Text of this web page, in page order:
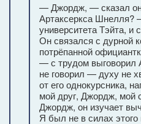
— Джордж, — сказал
Артаксеркса Шнелля?
университета Тэйта,
Он связался с дурной
потрёпанной
— с трудом выговорил
не говорил — духу не
от его однокурсника,
мой друг, Джордж,
Джордж, он изучает
Я был не в силах